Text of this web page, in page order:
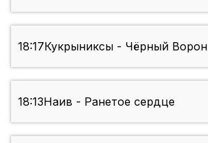
18:17Кукрыниксы - Чёрный Ворон
18:13Наив - Ранетое сердце